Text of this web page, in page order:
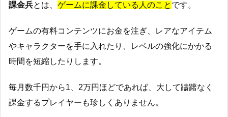
課金兵とは、 ゲームに課金している人のこと です。
ゲームの有料コンテンツにお金を注ぎ、レアなアイテム
やキャラクターを手に入れたり、レベルの強化にかかる
時間を短縮したりします。
毎月数千円から1、2万円ほどであれば、大して躊躇なく
課金するプレイヤーも珍しくありません。